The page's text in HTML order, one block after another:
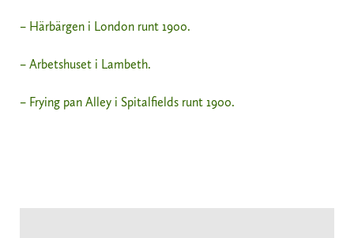
– Härbärgen i London runt 1900.
– Arbetshuset i Lambeth.
– Frying pan Alley i Spitalfields runt 1900.